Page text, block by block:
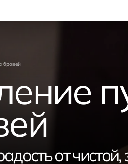
бровей
от